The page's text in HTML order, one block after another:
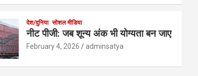
देश/दुनिया सोशल मीडिया
नीट पीजी: जब शून्य अंक भी योग्यता बन जाए
February 4, 2026 adminsatya